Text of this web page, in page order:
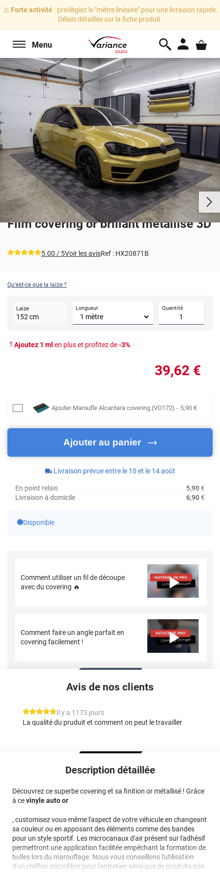
⚠️ Forte activité: privilégiez le "mètre linéaire" pour une livraison rapide.
Délais détaillés sur la fiche produit.
Menu
Film covering or brillant métallisé 3D
*****
5.00 / 5Voir les avisRef : HX20871B
Qu'est-ce que la laize ?
Laize
152 cm
Longueur Quantité
Ajoutez 1 ml en plus et profitez de-3%
39,62 €
Ajouter Maroufle Alcantara covering (VO172) - 5,90 €
Ajouter au panier
Livraison prévue entre le 10 et le 14 août
En point relais 5,90€
Livraison à domicile
6,90€
Disponible
Comment utiliser un fil de découpe
avec du covering 🔥
Comment faire un angle parfait en
covering facilement !
Avis de nos clients
*****
Il y a 1173 jours
La qualité du pruduit et comment on peut le travailler
Description détaillée
Découvrez ce superbe covering et sa finition or métallisé ! Grâce
à cevinyle auto or
, customisez vous-même l'aspect de votre véhicule en changeant
sa couleur ou en apposant des éléments comme des bandes
pour un style sportif. Les microcanaux d'air présent sur l'adhésif
permettront une application facilitée empêchant la formation de
bulles lors du marouflage. Nous vous conseillons l'utilisation
d'un chiffon microfibre pour l'entretien ainsi que de produits non